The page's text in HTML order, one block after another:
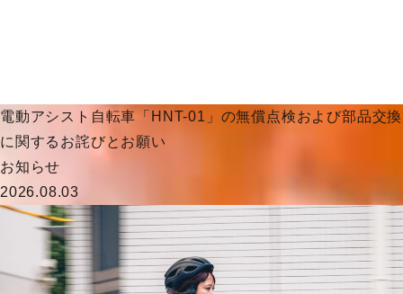
電動アシスト自転車「HNT-01」の無償点検および部品交換
に関するお詫びとお願い
お知らせ
2026.08.03